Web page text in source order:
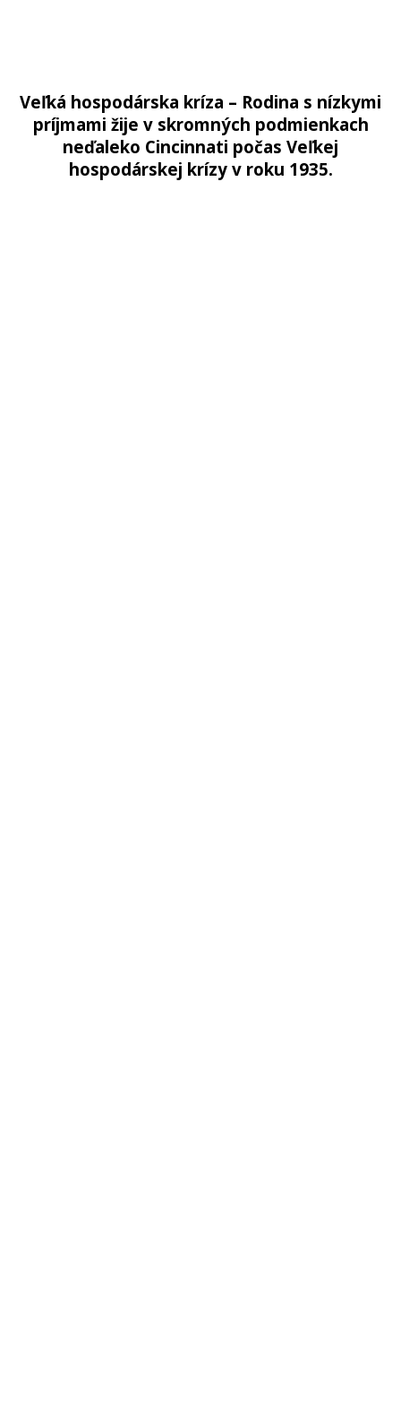
Veľká hospodárska kríza – Rodina s nízkymi
príjmami žije v skromných podmienkach
neďaleko Cincinnati počas Veľkej
hospodárskej krízy v roku 1935.